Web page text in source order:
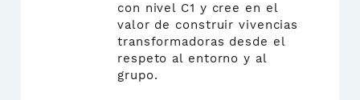
con nivel C1 y cree en el
valor de construir vivencias
transformadoras desde el
respeto al entorno y al
grupo.